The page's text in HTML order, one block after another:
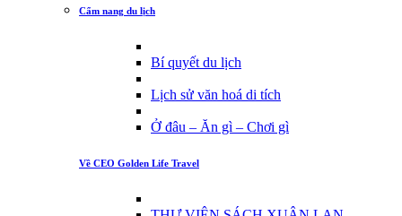
Cẩm nang du lịch
Bí quyết du lịch
Lịch sử văn hoá di tích
Ở đâu – Ăn gì – Chơi gì
Về CEO Golden Life Travel